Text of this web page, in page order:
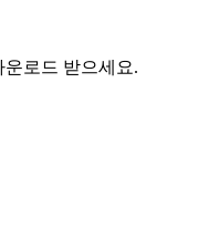
로드 받으세요.